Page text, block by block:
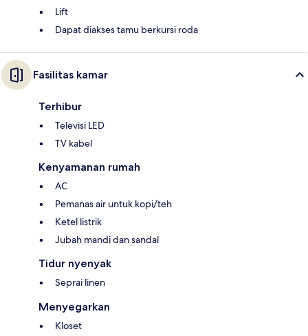
Lift
Dapat diakses tamu berkursi roda
Fasilitas kamar
Terhibur
Televisi LED
TV kabel
Kenyamanan rumah
AC
Pemanas air untuk kopi/teh
Ketel listrik
Jubah mandi dan sandal
Tidur nyenyak
Seprai linen
Menyegarkan
Kloset